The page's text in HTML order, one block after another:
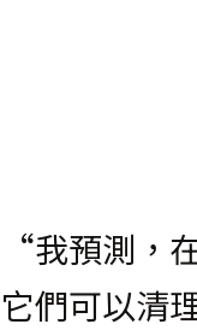
“我預測，
它們可以清